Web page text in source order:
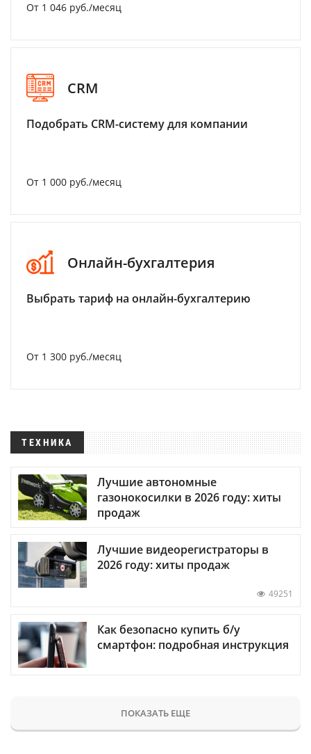
От 1 046 руб./месяц
CRM
Подобрать CRM-систему для компании
От 1 000 руб./месяц
Онлайн-бухгалтерия
Выбрать тариф на онлайн-бухгалтерию
От 1 300 руб./месяц
ТЕХНИКА
Лучшие автономные
газонокосилки в 2026 году: хиты
продаж
Лучшие видеорегистраторы в
2026 году: хиты продаж
49251
Как безопасно купить б/у
смартфон: подробная инструкция
ПОКАЗАТЬ ЕЩЕ